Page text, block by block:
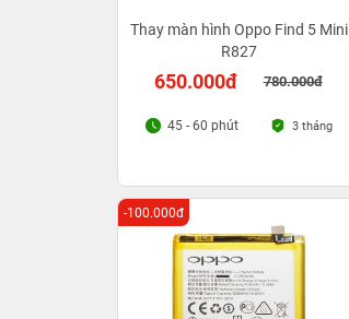
Thay màn hình Oppo Find 5 Mini
R827
650.000đ 780.000đ
45 - 60 phút 3 tháng
-100.000đ